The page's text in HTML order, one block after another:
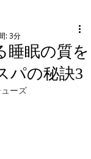
ーズ
睡眠の質を
パの秘訣3
: 3分